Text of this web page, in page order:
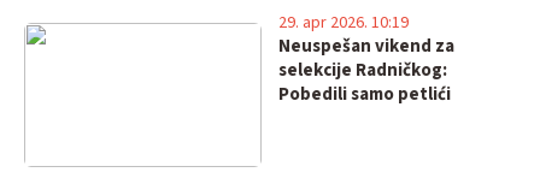
Neuspešan vikend za
selekcije Radničkog:
Pobedili samo petlići
29. apr 2026. 10:19